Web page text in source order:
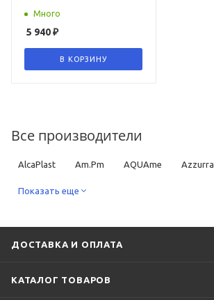
Много
5 940₽
В КОРЗИНУ
Все производители
AlcaPlast Am.Pm AQUAme Azzurra
Benesque Ceramica Nova
Ideal Standard Jacob Delafon
Показать еще
ДОСТАВКА И ОПЛАТА
КАТАЛОГ ТОВАРОВ